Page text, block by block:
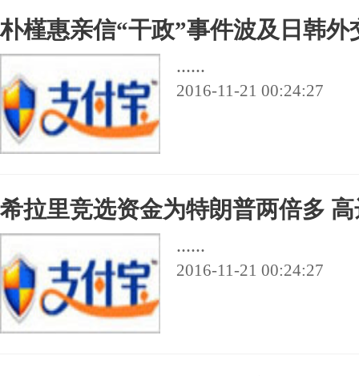
朴槿惠亲信“干政”事件波及日韩外
......
2016-11-21 00:24:27
希拉里竞选资金为特朗普两倍多
......
2016-11-21 00:24:27